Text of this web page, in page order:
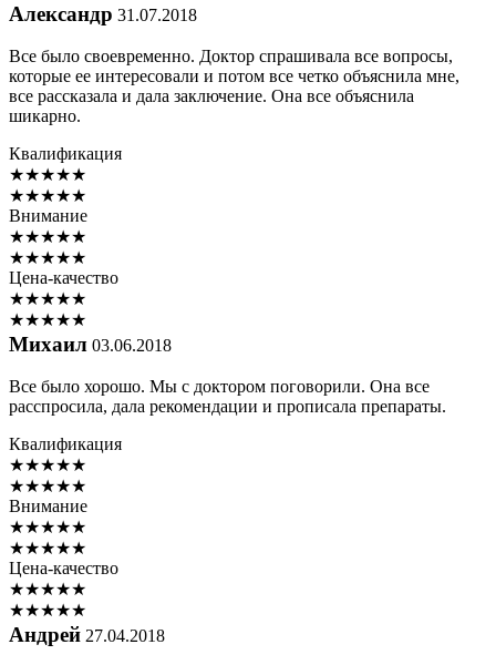
Александр 31.07.2018
Все было своевременно. Доктор спрашивала все вопросы,
которые ее интересовали и потом все четко объяснила мне,
все рассказала и дала заключение. Она все объяснила
шикарно.
Квалификация
★★★★★
★★★★★
Внимание
★★★★★
★★★★★
Цена-качество
★★★★★
★★★★★
Михаил 03.06.2018
Все было хорошо. Мы с доктором поговорили. Она все
расспросила, дала рекомендации и прописала препараты.
Квалификация
★★★★★
★★★★★
Внимание
★★★★★
★★★★★
Цена-качество
★★★★★
★★★★★
Андрей 27.04.2018